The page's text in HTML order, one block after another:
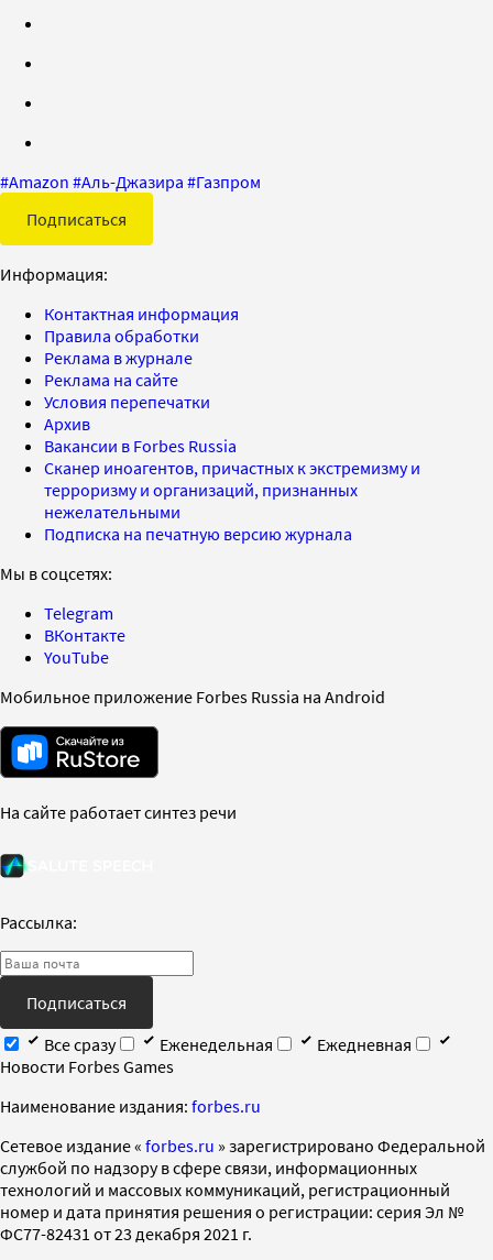
#Amazon #Аль-Джазира #Газпром
Подписаться
Информация:
Контактная информация
Правила обработки
Реклама в журнале
Реклама на сайте
Условия перепечатки
Архив
Вакансии в Forbes Russia
Сканер иноагентов, причастных к экстремизму и
терроризму и организаций, признанных
нежелательными
Подписка на печатную версию журнала
Мы в соцсетях:
Telegram
ВКонтакте
YouTube
Мобильное приложение Forbes Russia на Android
На сайте работает синтез речи
Рассылка:
Подписаться
Все сразу
Еженедельная
Ежедневная
Новости Forbes Games
Наименование издания: forbes.ru
Cетевое издание « forbes.ru » зарегистрировано Федеральной
службой по надзору в сфере связи, информационных
технологий и массовых коммуникаций, регистрационный
номер и дата принятия решения о регистрации: серия Эл №
ФС77-82431 от 23 декабря 2021 г.